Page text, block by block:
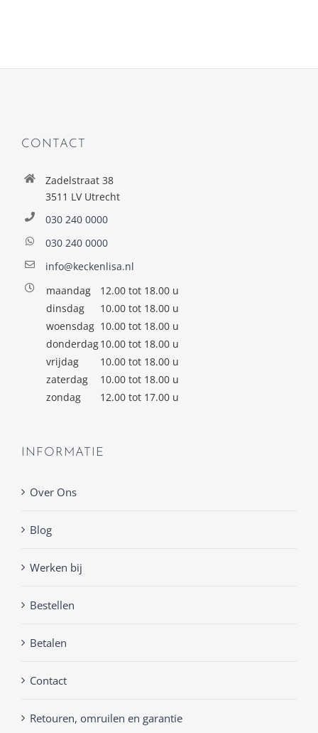
CONTACT
Zadelstraat 38
3511 LV Utrecht
030 240 0000
030 240 0000
info@keckenlisa.nl
maandag
12.00 tot 18.00 u
dinsdag
10.00 tot 18.00 u
woensdag 10.00 tot 18.00 u
donderdag10.00 tot 18.00 u
vrijdag
10.00 tot 18.00 u
zaterdag
10.00 tot 18.00 u
zondag
12.00 tot 17.00 u
INFORMATIE
Over Ons
Blog
Werken bij
Bestellen
Betalen
Contact
Retouren, omruilen en garantie